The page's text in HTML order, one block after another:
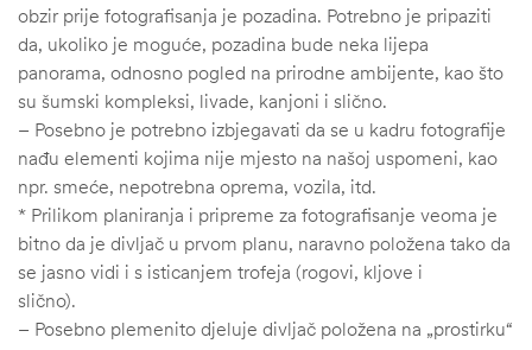
obzir prije fotografisanja je pozadina. Potrebno je pripaziti
da, ukoliko je moguće, pozadina bude neka lijepa
panorama, odnosno pogled na prirodne ambijente, kao što
su šumski kompleksi, livade, kanjoni i slično.
– Posebno je potrebno izbjegavati da se u kadru fotografije
nađu elementi kojima nije mjesto na našoj uspomeni, kao
npr. smeće, nepotrebna oprema, vozila, itd.
* Prilikom planiranja i pripreme za fotografisanje veoma je
bitno da je divljač u prvom planu, naravno položena tako da
se jasno vidi i s isticanjem trofeja (rogovi, kljove i
slično).
– Posebno plemenito djeluje divljač položena na „prostirku“